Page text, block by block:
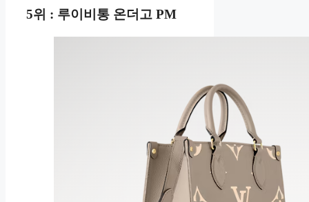
5위 : 루이비통 온더고 PM